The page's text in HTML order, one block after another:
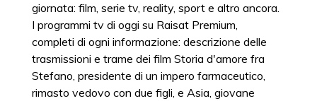
giornata: film, serie tv, reality, sport e altro ancora.
I programmi tv di oggi su Raisat Premium,
completi di ogni informazione: descrizione delle
trasmissioni e trame dei film Storia d'amore fra
Stefano, presidente di un impero farmaceutico,
rimasto vedovo con due figli, e Asia, giovane